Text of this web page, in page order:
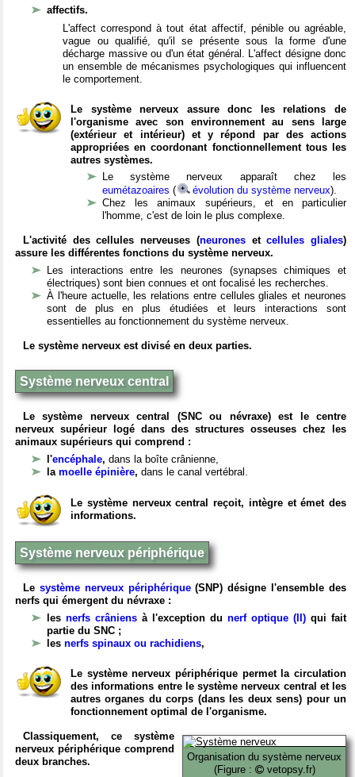
affectifs.
L'affect correspond à tout état affectif, pénible ou agréable,
vague ou qualifié, qu'il se présente sous la forme d'une
décharge massive ou d'un état général. L'affect désigne donc
un ensemble de mécanismes psychologiques qui influencent
le comportement.
Le système nerveux assure donc les relations de
l'organisme avec son environnement au sens large
(extérieur et intérieur) et y répond par des actions
appropriées en coordonant fonctionnellement tous les
autres systèmes.
Le système nerveux apparaît chez les
eumétazoaires ( évolution du système nerveux).
Chez les animaux supérieurs, et en particulier
l'homme, c'est de loin le plus complexe.
L'activité des cellules nerveuses (neuronesetcellules gliales)
assure les différentes fonctions du système nerveux.
Les interactions entre les neurones (synapses chimiques et
électriques) sont bien connues et ont focalisé les recherches.
À l'heure actuelle, les relations entre cellules gliales et neurones
sont de plus en plus étudiées et leurs interactions sont
essentielles au fonctionnement du système nerveux.
Le système nerveux est divisé en deux parties.
Système nerveux central
Le système nerveux central (SNC ou névraxe) est le centre
nerveux supérieur logé dans des structures osseuses chez les
animaux supérieurs qui comprend :
l'encéphale, dans la boîte crânienne,
la moelle épinière, dans le canal vertébral.
Le système nerveux central reçoit, intègre et émet des
informations.
Système nerveux périphérique
Le système nerveux périphérique(SNP) désigne l'ensemble des
nerfs qui émergent du névraxe :
les nerfs crâniens à l'exception du nerf optique (II) qui fait
partie du SNC ;
les nerfs spinaux ou rachidiens,
Le système nerveux périphérique permet la circulation
des informations entre le système nerveux central et les
autres organes du corps (dans les deux sens) pour un
fonctionnement optimal de l'organisme.
Organisation du système nerveux
(Figure :
vetopsy.fr)
Classiquement, ce système
nerveux périphérique comprend
deux branches.